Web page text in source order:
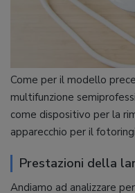
Come per il modello
multifunzione
come dispositivo per la
apparecchio per il
Prestazioni della
Andiamo ad analizzare